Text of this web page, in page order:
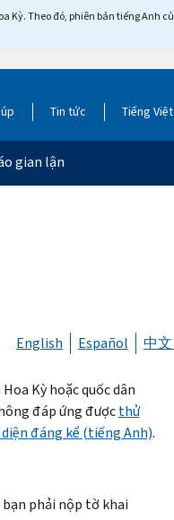
Kỳ. Theo đó, phiên bản tiếng Anh
Tin tức Tiếng Việt
gian lận
English Español 中
Kỳ hoặc quốc dân
đáp ứng đượcthử
đáng kể (tiếng Anh).
bạn phải nộp tờ khai